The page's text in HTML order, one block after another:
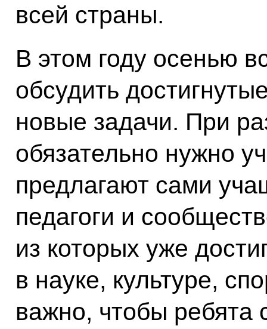
всей страны.
В этом году осенью
обсудить
новые задачи. При
обязательно нужно
предлагают сами
педагоги и
из которых уже
в науке, культуре,
важно, чтобы